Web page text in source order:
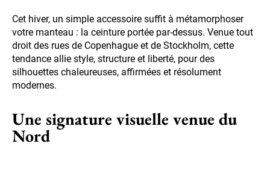
Cet hiver, un simple accessoire suffit à métamorphoser
votre manteau : la ceinture portée par-dessus. Venue tout
droit des rues de Copenhague et de Stockholm, cette
tendance allie style, structure et liberté, pour des
silhouettes chaleureuses, affirmées et résolument
modernes.
Une signature visuelle venue du
Nord